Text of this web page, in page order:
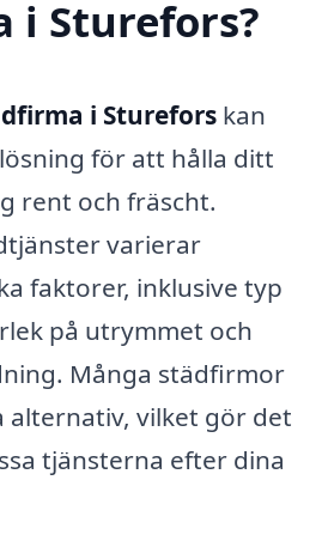
i Sturefors?
i Sturefors kan
för att hålla ditt
rent och fräscht.
varierar
faktorer, inklusive typ
på utrymmet och
Många städfirmor
alternativ, vilket gör det
tjänsterna efter dina